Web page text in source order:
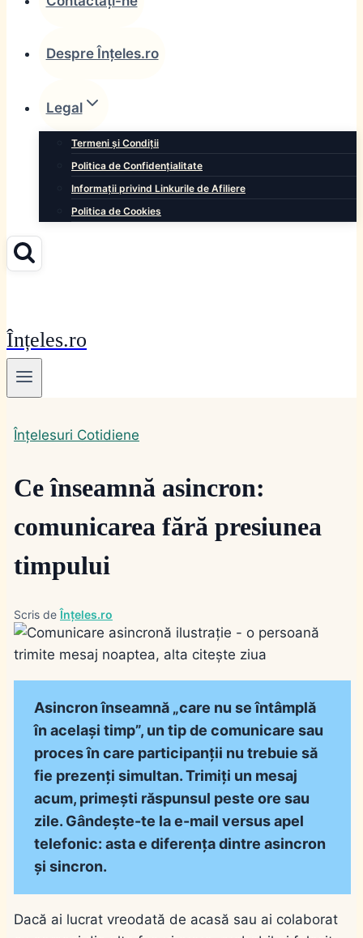
Despre Înțeles.ro
Legal
Termeni și Condiții
Politica de Confidențialitate
Informații privind Linkurile de Afiliere
Politica de Cookies
Înțeles.ro
Înțelesuri Cotidiene
Ce înseamnă asincron:
comunicarea fără presiunea
timpului
Scris de Înțeles.ro
Asincron înseamnă „care nu se întâmplă
în același timp”, un tip de comunicare sau
proces în care participanții nu trebuie să
fie prezenți simultan. Trimiți un mesaj
acum, primești răspunsul peste ore sau
zile. Gândește-te la e-mail versus apel
telefonic: asta e diferența dintre asincron
și sincron.
Dacă ai lucrat vreodată de acasă sau ai colaborat